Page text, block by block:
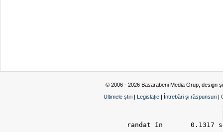
© 2006 - 2026 Basarabeni Media Grup, design
Ultimele știri | Legislație | Întrebări și răspunsuri |
randat în